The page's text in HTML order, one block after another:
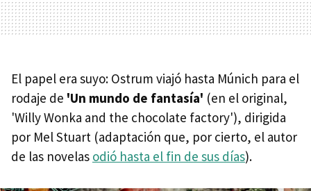
El papel era suyo: Ostrum viajó hasta Múnich para el
rodaje de 'Un mundo de fantasía' (en el original,
'Willy Wonka and the chocolate factory'), dirigida
por Mel Stuart (adaptación que, por cierto, el autor
de las novelas odió hasta el fin de sus días).